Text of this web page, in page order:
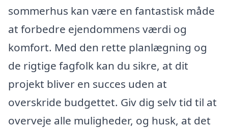
sommerhus kan være en fantastisk måde
at forbedre ejendommens værdi og
komfort. Med den rette planlægning og
de rigtige fagfolk kan du sikre, at dit
projekt bliver en succes uden at
overskride budgettet. Giv dig selv tid til at
overveje alle muligheder, og husk, at det